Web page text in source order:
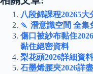
八段錦課程20265大
🍡 潛意識空間 全
傷口被紗布黏住
黏住絕密資料
梨花頭2026詳細資
石墨烯腰夾2026詳